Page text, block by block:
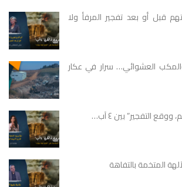
قبل أو بعد تفجير المرفأ ولا
العشوائي… سرار في عكار
التفجير” بين ٤ آب…